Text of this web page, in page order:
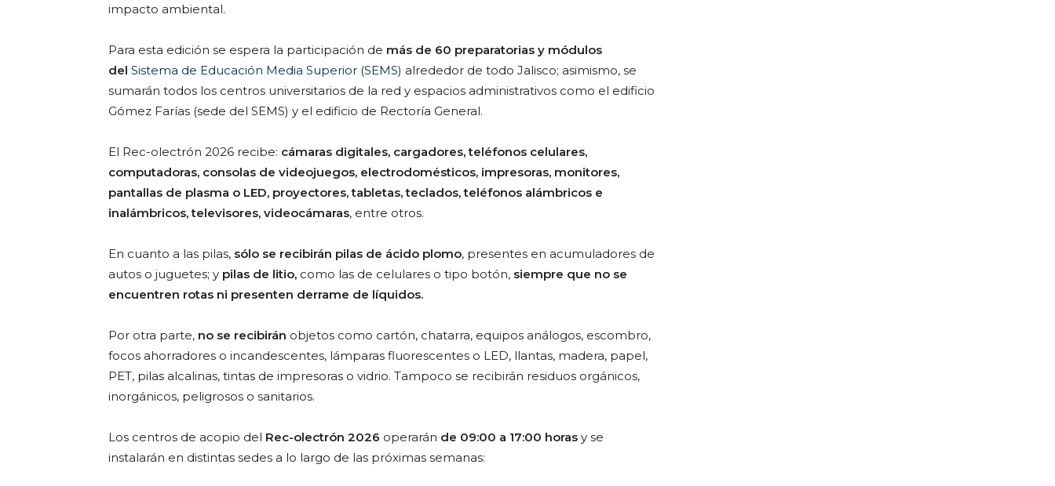
impacto ambiental.
Para esta edición se espera la participación de más de 60 preparatorias y módulos
del Sistema de Educación Media Superior (SEMS) alrededor de todo Jalisco; asimismo, se
sumarán todos los centros universitarios de la red y espacios administrativos como el edificio
Gómez Farías (sede del SEMS) y el edificio de Rectoría General.
El Rec-olectrón 2026 recibe: cámaras digitales, cargadores, teléfonos celulares,
computadoras, consolas de videojuegos, electrodomésticos, impresoras, monitores,
pantallas de plasma o LED, proyectores, tabletas, teclados, teléfonos alámbricos e
inalámbricos, televisores, videocámaras, entre otros.
En cuanto a las pilas, sólo se recibirán pilas de ácido plomo, presentes en acumuladores de
autos o juguetes; y pilas de litio, como las de celulares o tipo botón, siempre que no se
encuentren rotas ni presenten derrame de líquidos.
Por otra parte, no se recibirán objetos como cartón, chatarra, equipos análogos, escombro,
focos ahorradores o incandescentes, lámparas fluorescentes o LED, llantas, madera, papel,
PET, pilas alcalinas, tintas de impresoras o vidrio. Tampoco se recibirán residuos orgánicos,
inorgánicos, peligrosos o sanitarios.
Los centros de acopio del Rec-olectrón 2026 operarán de 09:00 a 17:00 horas y se
instalarán en distintas sedes a lo largo de las próximas semanas: